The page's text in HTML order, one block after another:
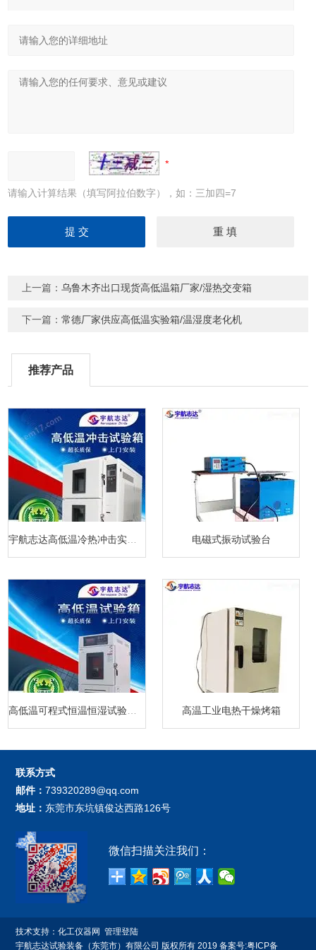
请输入计算结果（填写阿拉伯数字），如：三加四=7
上一篇：乌鲁木齐出口现货高低温箱厂家/湿热交变箱
下一篇：常德厂家供应高低温实验箱/温湿度老化机
推荐产品
电磁式振动试验台
高温工业电热干燥烤箱
联系方式
邮件：739320289@qq.com
地址： 东莞市东坑镇俊达西路126号
微信扫描关注我们：
技术支持：化工仪器网 管理登陆
宇航志达试验装备（东莞市）有限公司 版权所有 2019 备案号:粤ICP备